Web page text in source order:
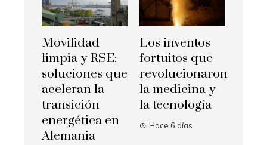
Movilidad
limpia y RSE:
soluciones que
aceleran la
transición
energética en
Alemania
Los inventos
fortuitos que
revolucionaron
la medicina y
la tecnología
Hace 6 días